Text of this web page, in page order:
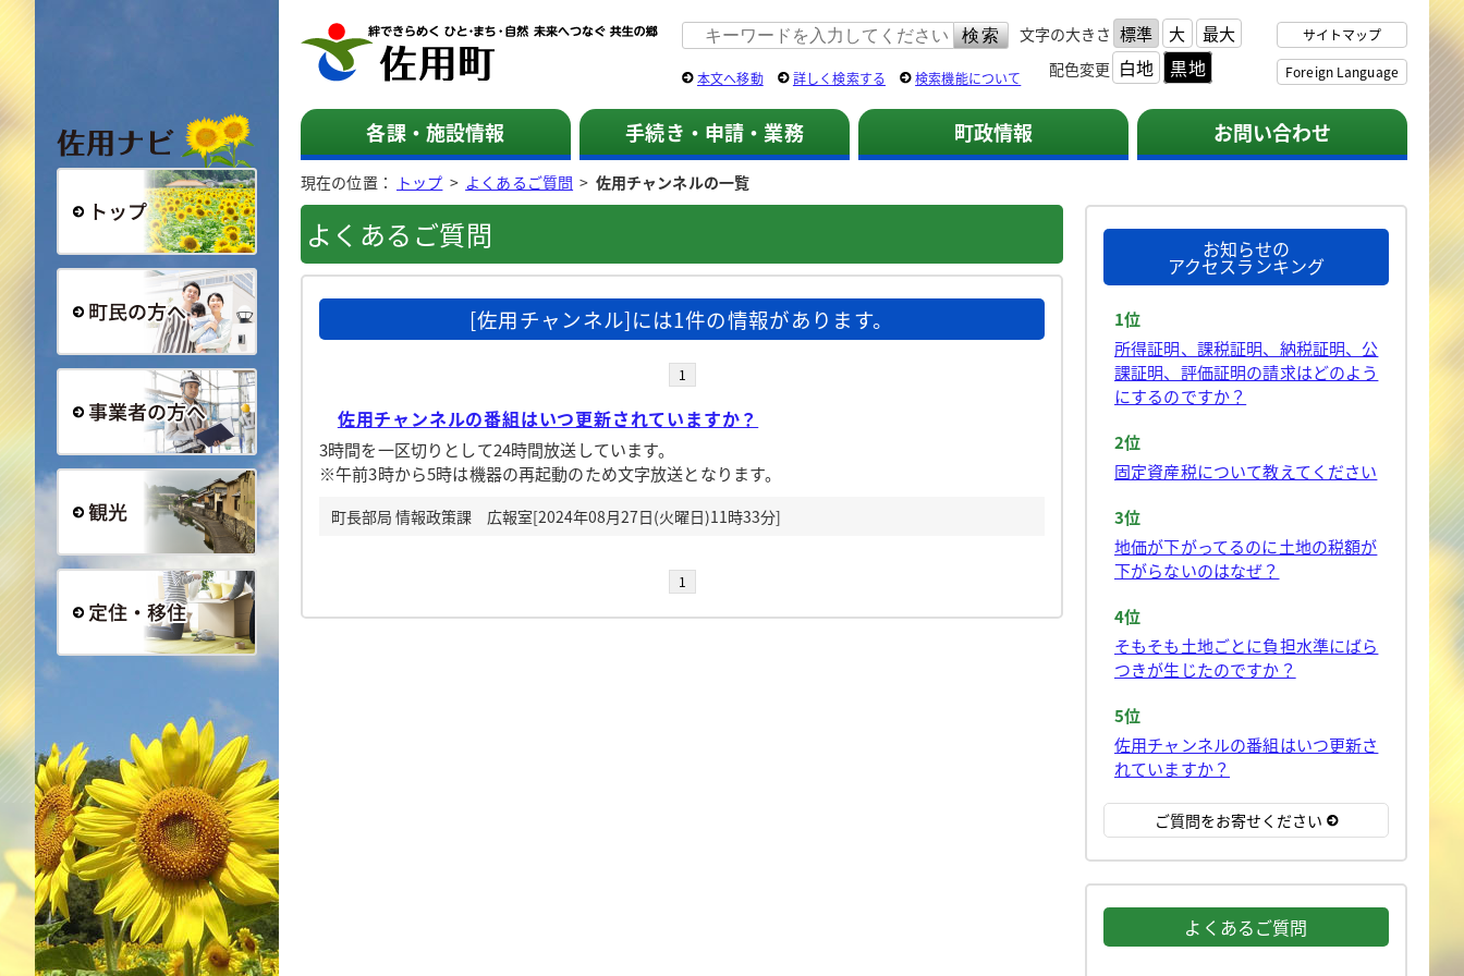
総合トップ
事業者の方へ
定住・移住
佐用町 公式ホームページ 文字の大きさ 標準 大 最大
配色変更 白地 黒地
サイトマップ
Foreign Language
本文へ移動 詳しく検索する 検索機能について
各課・施設情報 手続き・申請・業務 町政情報 お問い合わせ
現在の位置： トップ > よくあるご質問 > 佐用チャンネルの一覧
よくあるご質問
[佐用チャンネル]には1件の情報があります。
1
佐用チャンネルの番組はいつ更新されていますか？
3時間を一区切りとして24時間放送しています。
※午前3時から5時は機器の再起動のため文字放送となります。
町長部局 情報政策課 広報室[2024年08月27日(火曜日)11時33分]
1
お知らせの
アクセスランキング
1位
所得証明、課税証明、納税証明、公
課証明、評価証明の請求はどのよう
にするのですか？
2位
固定資産税について教えてください
3位
地価が下がってるのに土地の税額が
下がらないのはなぜ？
4位
そもそも土地ごとに負担水準にばら
つきが生じたのですか？
5位
佐用チャンネルの番組はいつ更新さ
れていますか？
ご質問をお寄せください
よくあるご質問